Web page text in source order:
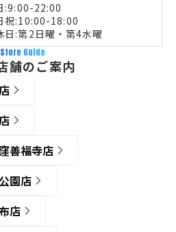
:9:00-22:00
祝:10:00-18:00
日:第2日曜・第4水曜
Store Guide
舗のご案内
善福寺店
園店
店